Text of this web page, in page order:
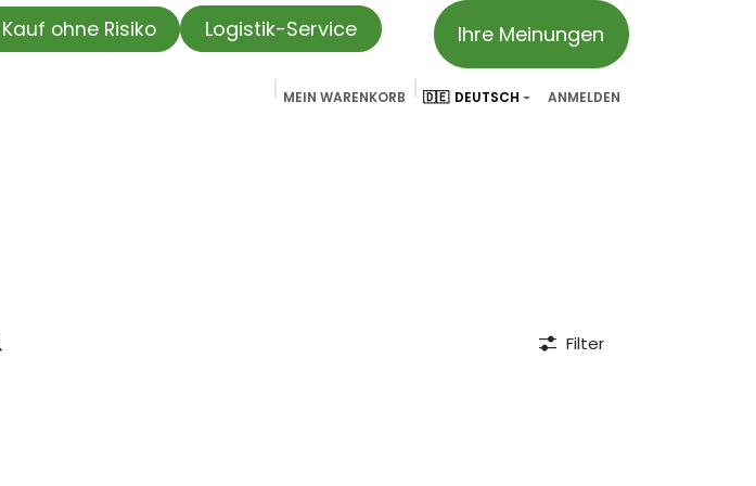
ohne Risiko Logistik-Service Ihre Meinungen
MEIN WARENKORB 🇩🇪 DEUTSCH ANMELDEN
Filter